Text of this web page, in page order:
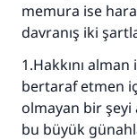
memura ise
davranış iki
1.Hakkını
bertaraf etmen
olmayan bir
bu büyük